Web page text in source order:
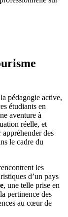
pédagogie active,
étudiants en
aventure à
réelle, et
des
le cadre du
les
d’un pays
, une telle prise en
pertinence des
au cœur de